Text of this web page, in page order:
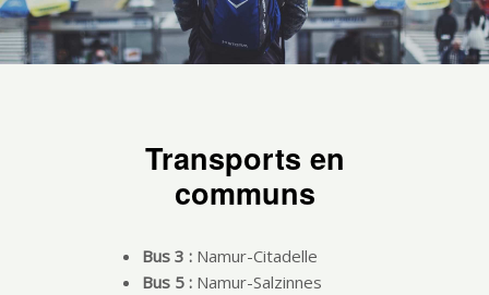
Transports en
communs
Bus 3 : Namur-Citadelle
Bus 5 : Namur-Salzinnes